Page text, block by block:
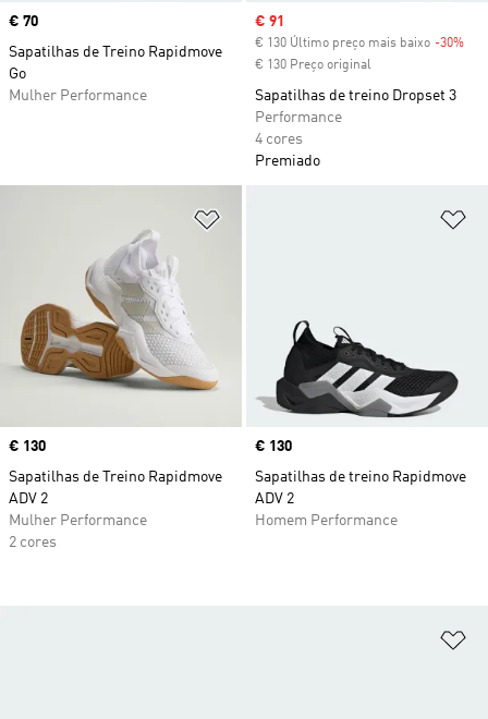
Price
€ 70
Sapatilhas de Treino Rapidmove
Go
Mulher Performance
Sale price
€ 91
€ 130 Último preço mais baixo -30%
€ 130 Preço original
Sapatilhas de treino Dropset 3
Performance
4 cores
Premiado
Price
€ 130
Sapatilhas de Treino Rapidmove
ADV 2
Mulher Performance
2 cores
Price
€ 130
Sapatilhas de treino Rapidmove
ADV 2
Homem Performance